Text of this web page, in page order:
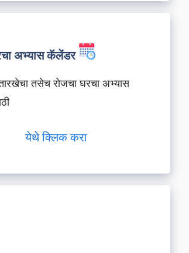
अभ्यास कॅलेंडर
तसेच रोजचा घरचा अभ्यास
येथे क्लिक करा